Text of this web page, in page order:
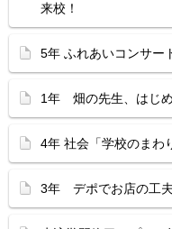
来校！
5年 ふれあいコンサー
1年 畑の先生、はじめ
4年 社会「学校のまわ
3年 デポでお店の工夫